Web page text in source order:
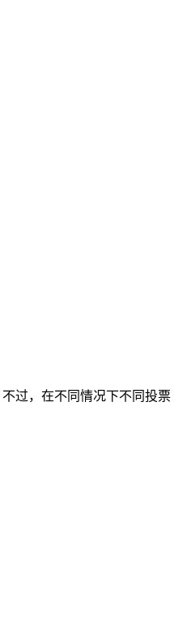
过，在不同情况下不同投票